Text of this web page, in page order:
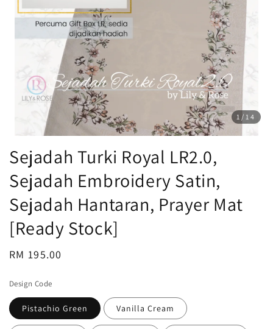
1 /14
Sejadah Turki Royal LR2.0,
Sejadah Embroidery Satin,
Sejadah Hantaran, Prayer Mat
[Ready Stock]
Regular
RM 195.00
Design Code
Pistachio Green Vanilla Cream